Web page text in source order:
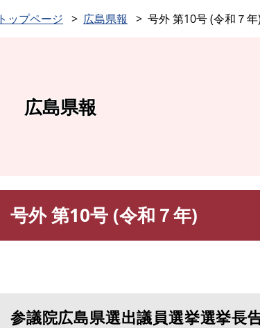
トップページ 広島県報 号外 第10号 (令和７年)
広島県報
号外 第10号 (令和７年)
参議院広島県選出議員選挙選挙長